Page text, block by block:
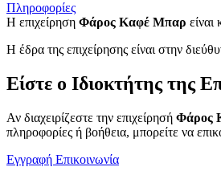
Πληροφορίες
Η επιχείρηση Φάρος Καφέ Μπαρ
H έδρα της επιχείρησης είναι στην
Είστε ο Ιδιοκτήτης της
Αν διαχειρίζεστε την επιχείρησή Φάρος
πληροφορίες ή βοήθεια, μπορείτε να
Εγγραφή Επικοινωνία